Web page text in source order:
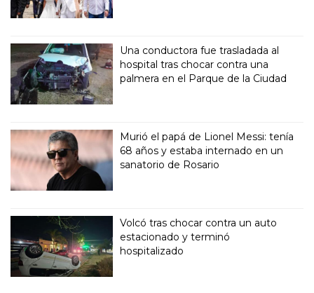
Una conductora fue trasladada al
hospital tras chocar contra una
palmera en el Parque de la Ciudad
Murió el papá de Lionel Messi: tenía
68 años y estaba internado en un
sanatorio de Rosario
Volcó tras chocar contra un auto
estacionado y terminó
hospitalizado